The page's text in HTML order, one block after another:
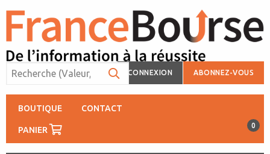
CONNEXION ABONNEZ-VOUS
BOUTIQUE CONTACT
PANIER 0